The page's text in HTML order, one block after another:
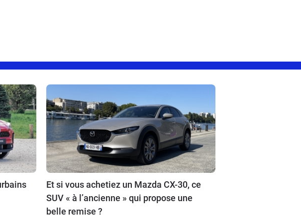
Et si vous achetiez un Mazda CX-30, ce
SUV « à l’ancienne » qui propose une
belle remise ?